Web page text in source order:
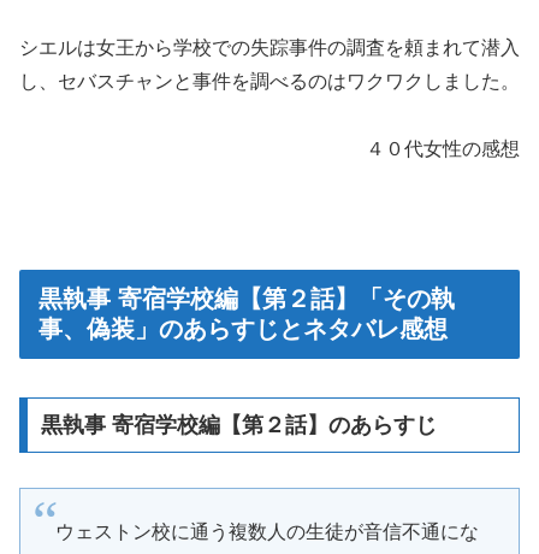
シエルは女王から学校での失踪事件の調査を頼まれて潜入
し、セバスチャンと事件を調べるのはワクワクしました。
４０代女性の感想
黒執事 寄宿学校編【第２話】「その執
事、偽装」のあらすじとネタバレ感想
黒執事 寄宿学校編【第２話】のあらすじ
ウェストン校に通う複数人の生徒が音信不通にな